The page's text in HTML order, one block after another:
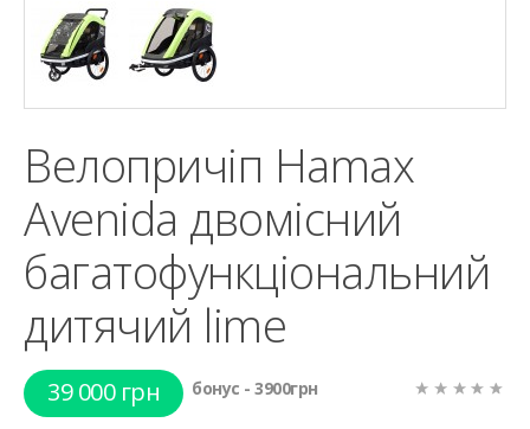
Велопричіп Hamax
Avenida двомісний
багатофункціональний
дитячий lime
39 000 грн бонус - 3900грн